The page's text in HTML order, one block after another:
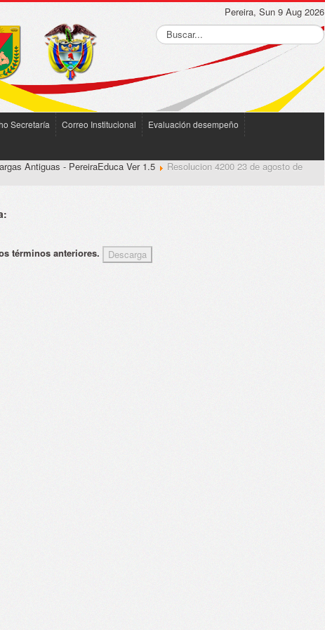
Pereira, Sun 9 Aug 2026
Secretaría Correo Institucional
Evaluación desempeño
Antiguas - PereiraEduca Ver 1.5
Resolucion 4200 23 de agosto de
términos anteriores.